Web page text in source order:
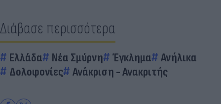
Διάβασε περισσότερα
Ελλάδα Νέα Σμύρνη Έγκλημα
Ανήλικα
Δολοφονίες
Ανάκριση - Ανακριτής